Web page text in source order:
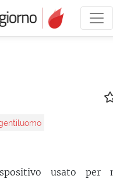
usato per